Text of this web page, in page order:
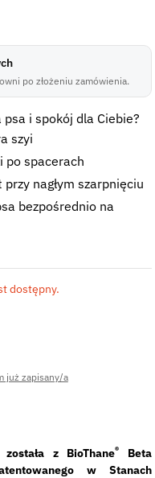
po złożeniu zamówienia.
i spokój dla Ciebie?
szyi
po spacerach
nagłym szarpnięciu
bezpośrednio na
dostępny.
już zapisany/a
z BioThane® Beta
w Stanach